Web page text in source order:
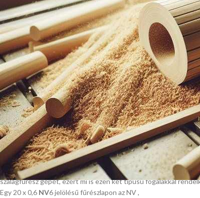
Szalagfűrészlap
Megosztotta
Gyakran derül ki a vásárlóinkkal folytatott levelezésekből,
paraméterekkel rendelkező fűrészlap volt, amit az ügyfél
később is ilyet vásárolt, vagy teljesen rossz tanácsot kapott
egyenesen vágni, gyorsan elvesztette az élét, és még
ha mindenki megismerné a fűrészlapok legalapvetőbb
és feladathoz is optimális.
Fogalak:
A fafeldolgozó ipar többféle fogalakkal rendelkező fűrészlapokat
Mi most a két leggyakoribbra térünk ki, leginkább azért, mert
szalagfűrész gépét, ezért mi is ezen két típusú fogalakkal
Egy 20 x 0,6 NV6 jelölésű fűrészlapon az NV ,